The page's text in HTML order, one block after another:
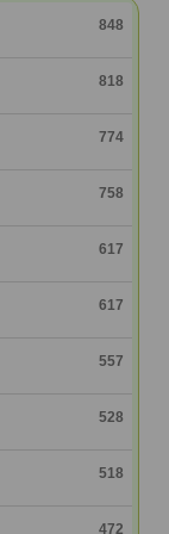
848
818
774
758
617
617
557
528
518
472